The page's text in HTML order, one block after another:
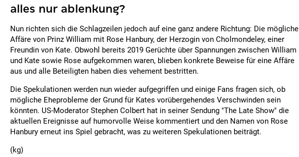
alles nur ablenkung?
Nun richten sich die Schlagzeilen jedoch auf eine ganz andere Richtung: Die mögliche
Affäre von Prinz William mit Rose Hanbury, der Herzogin von Cholmondeley, einer
Freundin von Kate. Obwohl bereits 2019 Gerüchte über Spannungen zwischen William
und Kate sowie Rose aufgekommen waren, blieben konkrete Beweise für eine Affäre
aus und alle Beteiligten haben dies vehement bestritten.
Die Spekulationen werden nun wieder aufgegriffen und einige Fans fragen sich, ob
mögliche Eheprobleme der Grund für Kates vorübergehendes Verschwinden sein
könnten. US-Moderator Stephen Colbert hat in seiner Sendung "The Late Show" die
aktuellen Ereignisse auf humorvolle Weise kommentiert und den Namen von Rose
Hanbury erneut ins Spiel gebracht, was zu weiteren Spekulationen beiträgt.
(kg)